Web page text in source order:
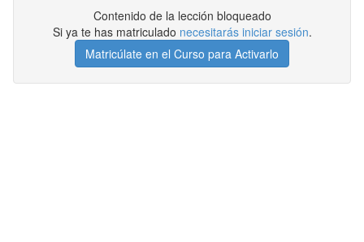
Contenido de la lección bloqueado
Si ya te has matriculado necesitarás iniciar sesión.
Matricúlate en el Curso para Activarlo